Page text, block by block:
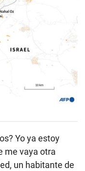
Yo ya estoy
me vaya otra
un habitante de